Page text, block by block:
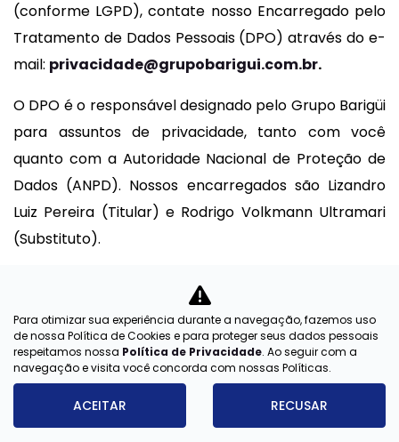
(conforme LGPD), contate nosso Encarregado pelo
Tratamento de Dados Pessoais (DPO) através do e-
mail: privacidade@grupobarigui.com.br.
O DPO é o responsável designado pelo Grupo Barigüi
para assuntos de privacidade, tanto com você
quanto com a Autoridade Nacional de Proteção de
Dados (ANPD). Nossos encarregados são Lizandro
Luiz Pereira (Titular) e Rodrigo Volkmann Ultramari
(Substituto).
dados, poderemos solicitar informações para
confirmar sua identidade antes de atender a certas
solicitações.
Vigente desde: FEVEREIRO/2022
Para otimizar sua experiência durante a navegação, fazemos uso
de nossa Política de Cookies e para proteger seus dados pessoais
respeitamos nossa Política de Privacidade. Ao seguir com a
navegação e visita você concorda com nossas Políticas.
ACEITAR RECUSAR